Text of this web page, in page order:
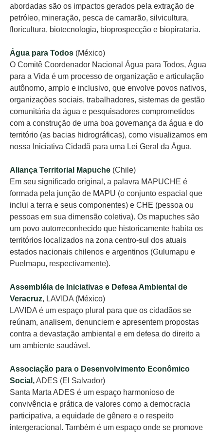
abordadas são os impactos gerados pela extração de
petróleo, mineração, pesca de camarão, silvicultura,
floricultura, biotecnologia, bioprospecção e biopirataria.
Água para Todos (México)
O Comitê Coordenador Nacional Água para Todos, Água
para a Vida é um processo de organização e articulação
autônomo, amplo e inclusivo, que envolve povos nativos,
organizações sociais, trabalhadores, sistemas de gestão
comunitária da água e pesquisadores comprometidos
com a construção de uma boa governança da água e do
território (as bacias hidrográficas), como visualizamos em
nossa Iniciativa Cidadã para uma Lei Geral da Água.
Aliança Territorial Mapuche (Chile)
Em seu significado original, a palavra MAPUCHE é
formada pela junção de MAPU (o conjunto espacial que
inclui a terra e seus componentes) e CHE (pessoa ou
pessoas em sua dimensão coletiva). Os mapuches são
um povo autorreconhecido que historicamente habita os
territórios localizados na zona centro-sul dos atuais
estados nacionais chilenos e argentinos (Gulumapu e
Puelmapu, respectivamente).
Assembléia de Iniciativas e Defesa Ambiental de
Veracruz, LAVIDA (México)
LAVIDA é um espaço plural para que os cidadãos se
reúnam, analisem, denunciem e apresentem propostas
contra a devastação ambiental e em defesa do direito a
um ambiente saudável.
Associação para o Desenvolvimento Econômico
Social,ADES (El Salvador)
Santa Marta ADES é um espaço harmonioso de
convivência e prática de valores como a democracia
participativa, a equidade de gênero e o respeito
intergeracional. Também é um espaço onde se promove